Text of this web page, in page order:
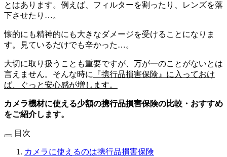
とはあります。例えば、フィルターを割ったり、レンズを落
下させたり…。
懐的にも精神的にも大きなダメージを受けることになりま
す。見ているだけでも辛かった…。
大切に取り扱うことも重要ですが、万が一のことがないとは
言えません。そんな時に 『携行品損害保険』に入っておけ
ば、ぐっと安心感が増します。
カメラ機材に使える少額の携行品損害保険の比較・おすすめ
をご紹介します。
目次
カメラに使えるのは携行品損害保険